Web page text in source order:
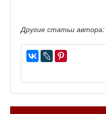
Другие статьи автора: